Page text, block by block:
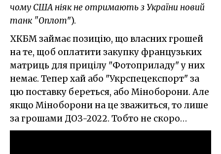
чому США ніяк не отримають з України новий
танк "Оплот").
ХКБМ займає позицію, що власних грошей
на те, щоб оплатити закупку французьких
матриць для прицілу "Фотоприладу" у них
немає. Тепер хай або "Укрспецекспорт" за
цю поставку береться, або Міноборони. Але
якщо Міноборони на це зважиться, то лише
за грошами ДОЗ-2022. Тобто не скоро…